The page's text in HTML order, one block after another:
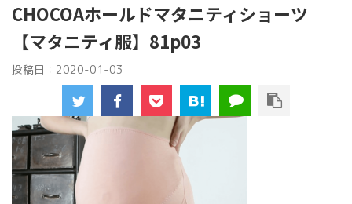
CHOCOAホールドマタニティショーツ
【マタニティ服】81p03
投稿日： 2020-01-03